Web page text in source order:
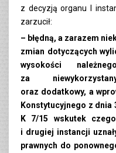
z decyzją organu I
zarzucił:
– błędną, a zarazem
zmian dotyczących
wysokości
za
oraz dodatkowy, a
Konstytucyjnego z dnia
K 7/15 wskutek
i drugiej instancji
prawnych do